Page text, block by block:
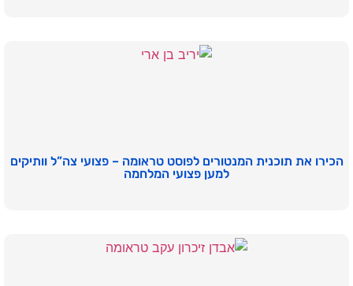
הכירו את תוכנית המנטורים לפוסט טראומה – פצועי צה”ל וותיקים
למען פצועי המלחמה